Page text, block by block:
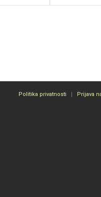
Politika privatnosti Prijava